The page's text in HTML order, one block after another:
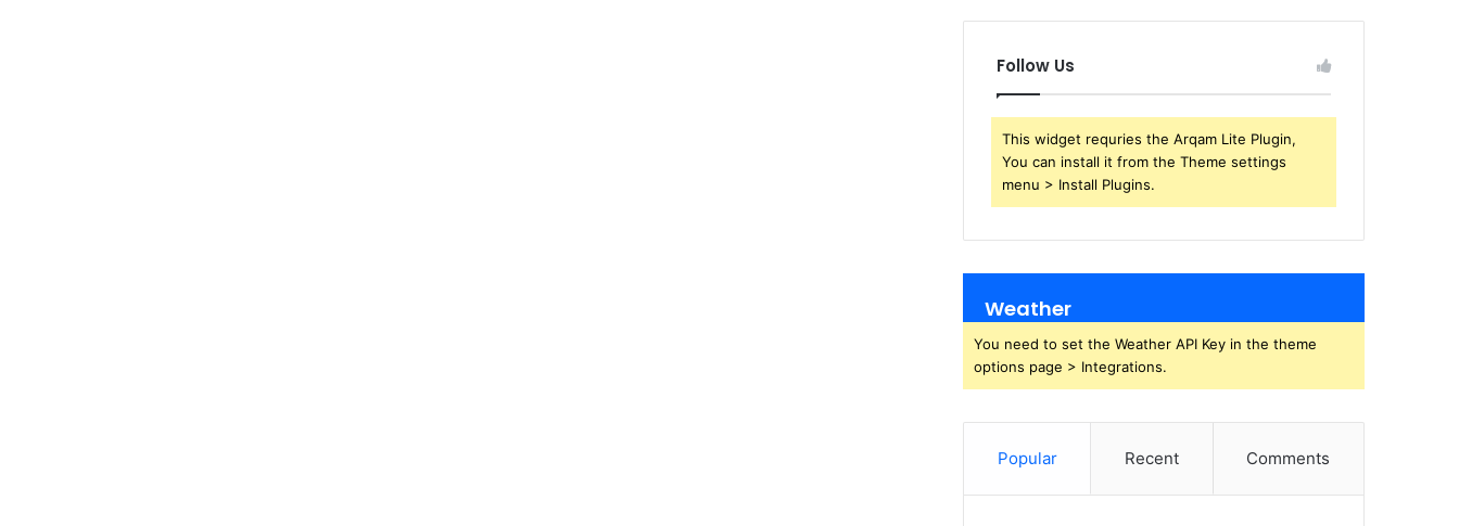
Follow Us
This widget requries the Arqam Lite Plugin,
You can install it from the Theme settings
menu > Install Plugins.
Weather
You need to set the Weather API Key in the theme
options page > Integrations.
Popular Recent Comments